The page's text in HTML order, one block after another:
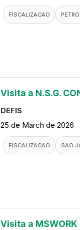
FISCALIZACAO
Visita a N.S.G.
DEFIS
25 de March de 2026
FISCALIZACAO SAO
Visita a MSWORK